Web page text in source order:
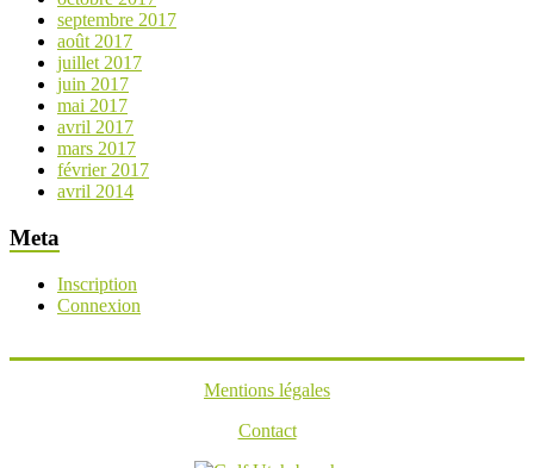
septembre 2017
août 2017
juillet 2017
juin 2017
mai 2017
avril 2017
mars 2017
février 2017
avril 2014
Meta
Inscription
Connexion
Mentions légales
Contact